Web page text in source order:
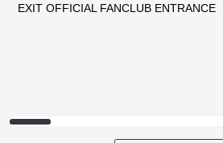
EXIT OFFICIAL FANCLUB ENTRANCE